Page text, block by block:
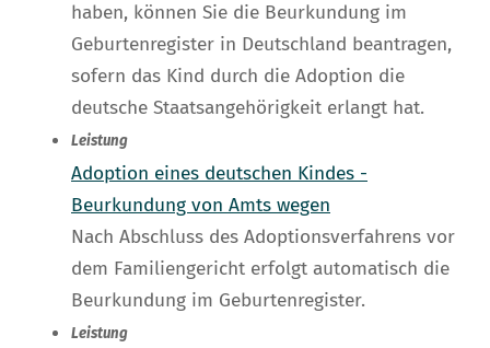
haben, können Sie die Beurkundung im
Geburtenregister in Deutschland beantragen,
sofern das Kind durch die Adoption die
deutsche Staatsangehörigkeit erlangt hat.
Leistung
Adoption eines deutschen Kindes -
Beurkundung von Amts wegen
Nach Abschluss des Adoptionsverfahrens vor
dem Familiengericht erfolgt automatisch die
Beurkundung im Geburtenregister.
Leistung